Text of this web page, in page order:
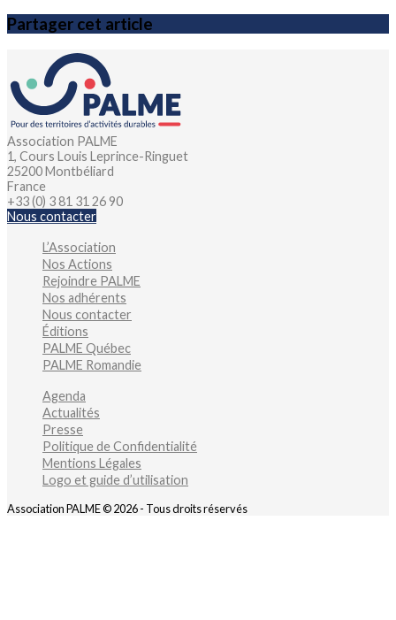
Partager cet article
Association PALME
1, Cours Louis Leprince-Ringuet
25200 Montbéliard
France
+33 (0) 3 81 31 26 90
Nous contacter
L’Association
Nos Actions
Rejoindre PALME
Nos adhérents
Nous contacter
Éditions
PALME Québec
PALME Romandie
Agenda
Actualités
Presse
Politique de Confidentialité
Mentions Légales
Logo et guide d’utilisation
Association PALME © 2026 - Tous droits réservés